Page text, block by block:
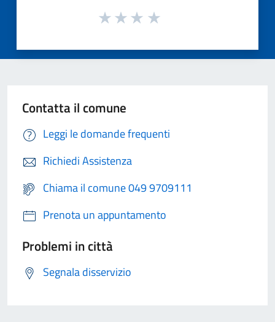
Contatta il comune
Leggi le domande frequenti
Richiedi Assistenza
Chiama il comune 049 9709111
Prenota un appuntamento
Problemi in città
Segnala disservizio